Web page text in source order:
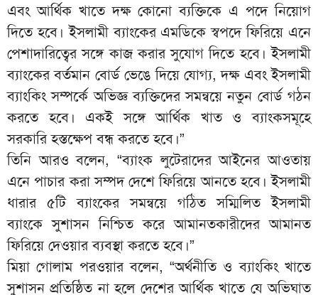
এবং আর্থিক খাতে দক্ষ কোনো ব্যক্তিকে এ পদে নিয়োগ
দিতে হবে। ইসলামী ব্যাংকের এমডিকে স্বপদে ফিরিয়ে এনে
পেশাদারিত্বের সঙ্গে কাজ করার সুযোগ দিতে হবে। ইসলামী
ব্যাংকের বর্তমান বোর্ড ভেঙে দিয়ে যোগ্য, দক্ষ এবং ইসলামী
ব্যাংকিং সম্পর্কে অভিজ্ঞ ব্যক্তিদের সমন্বয়ে নতুন বোর্ড গঠন
করতে হবে। একই সঙ্গে আর্থিক খাত ও ব্যাংকসমূহে
সরকারি হস্তক্ষেপ বন্ধ করতে হবে।”
তিনি আরও বলেন, “ব্যাংক লুটেরাদের আইনের আওতায়
এনে পাচার করা সম্পদ দেশে ফিরিয়ে আনতে হবে। ইসলামী
ধারার ৫টি ব্যাংকের সমন্বয়ে গঠিত সম্মিলিত ইসলামী
ব্যাংকে সুশাসন নিশ্চিত করে আমানতকারীদের আমানত
ফিরিয়ে দেওয়ার ব্যবস্থা করতে হবে।”
মিয়া গোলাম পরওয়ার বলেন, “অর্থনীতি ও ব্যাংকিং খাতে
সুশাসন প্রতিষ্ঠিত না হলে দেশের আর্থিক খাতে যে অভিঘাত